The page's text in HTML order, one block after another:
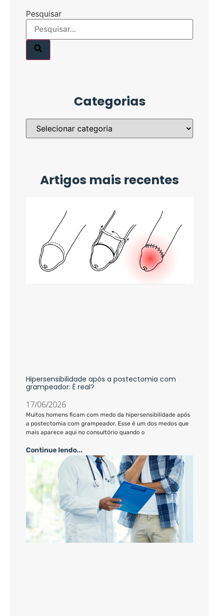
Pesquisar
Categorias
Artigos mais recentes
Hipersensibilidade após a postectomia com
grampeador: É real?
17/06/2026
Muitos homens ficam com medo da hipersensibilidade após
a postectomia com grampeador. Esse é um dos medos que
mais aparece aqui no consultório quando o
Continue lendo...